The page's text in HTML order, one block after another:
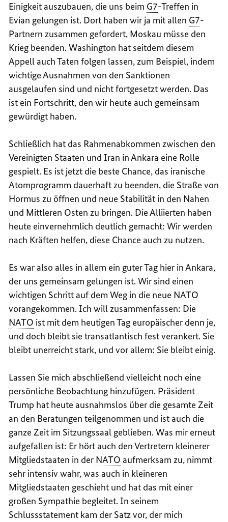
Einigkeit auszubauen, die uns beim G7-Treffen in
Evian gelungen ist. Dort haben wir ja mit allen G7-
Partnern zusammen gefordert, Moskau müsse den
Krieg beenden. Washington hat seitdem diesem
Appell auch Taten folgen lassen, zum Beispiel, indem
wichtige Ausnahmen von den Sanktionen
ausgelaufen sind und nicht fortgesetzt werden. Das
ist ein Fortschritt, den wir heute auch gemeinsam
gewürdigt haben.
Schließlich hat das Rahmenabkommen zwischen den
Vereinigten Staaten und Iran in Ankara eine Rolle
gespielt. Es ist jetzt die beste Chance, das iranische
Atomprogramm dauerhaft zu beenden, die Straße von
Hormus zu öffnen und neue Stabilität in den Nahen
und Mittleren Osten zu bringen. Die Alliierten haben
heute einvernehmlich deutlich gemacht: Wir werden
nach Kräften helfen, diese Chance auch zu nutzen.
Es war also alles in allem ein guter Tag hier in Ankara,
der uns gemeinsam gelungen ist. Wir sind einen
wichtigen Schritt auf dem Weg in die neue NATO
vorangekommen. Ich will zusammenfassen: Die
NATO ist mit dem heutigen Tag europäischer denn je,
und doch bleibt sie transatlantisch fest verankert. Sie
bleibt unerreicht stark, und vor allem: Sie bleibt einig.
Lassen Sie mich abschließend vielleicht noch eine
persönliche Beobachtung hinzufügen. Präsident
Trump hat heute ausnahmslos über die gesamte Zeit
an den Beratungen teilgenommen und ist auch die
ganze Zeit im Sitzungssaal geblieben. Was mir erneut
aufgefallen ist: Er hört auch den Vertretern kleinerer
Mitgliedstaaten in der NATO aufmerksam zu, nimmt
sehr intensiv wahr, was auch in kleineren
Mitgliedstaaten geschieht und hat das mit einer
großen Sympathie begleitet. In seinem
Schlussstatement kam der Satz vor, der mich